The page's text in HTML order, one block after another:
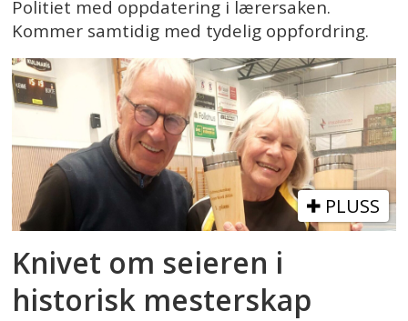
Politiet med oppdatering i lærersaken.
Kommer samtidig med tydelig oppfordring.
PLUSS
Knivet om seieren i
historisk mesterskap